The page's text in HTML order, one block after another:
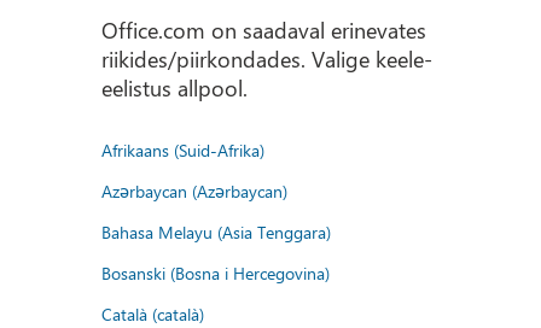
Office.com on saadaval erinevates
riikides/piirkondades. Valige keele-
eelistus allpool.
Afrikaans (Suid-Afrika)
Azərbaycan (Azərbaycan)
Bahasa Melayu (Asia Tenggara)
Bosanski (Bosna i Hercegovina)
Català (català)